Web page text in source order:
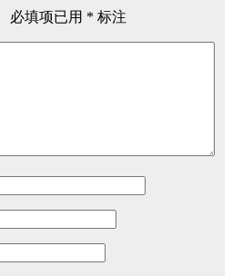
必填项已用 * 标注